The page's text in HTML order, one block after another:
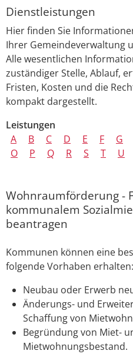
Dienstleistungen
Hier finden Sie
Ihrer Gemeindeverwaltung
Alle wesentlichen
zuständiger Stelle, Ablauf,
Fristen, Kosten und die
kompakt dargestellt.
Leistungen
A
B C D E F G
O
P Q R S T U
Wohnraumförderung -
kommunalem
beantragen
Kommunen können eine
folgende Vorhaben erhalten:
Neubau oder Erwerb
Änderungs- und
Schaffung von
Begründung von Miet-
Mietwohnungsbestand.